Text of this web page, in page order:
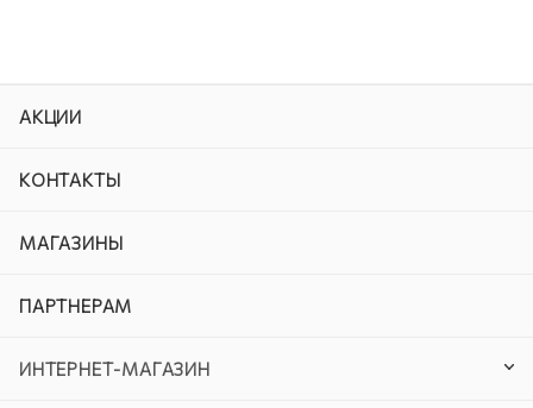
АКЦИИ
КОНТАКТЫ
МАГАЗИНЫ
ПАРТНЕРАМ
ИНТЕРНЕТ-МАГАЗИН